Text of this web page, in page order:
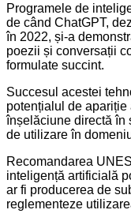
Programele de
de când ChatGPT,
în 2022, și-a
poezii și conversații
formulate succint.
Succesul acestei
potențialul de
înșelăciune directă în
de utilizare în
Recomandarea
inteligență artificială
ar fi producerea de
reglementeze